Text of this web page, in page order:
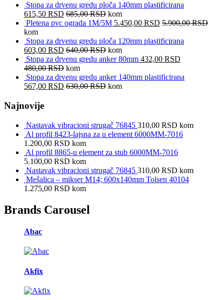
Stopa za drvenu gredu ploča 140mm plastificirana
615,50 RSD 685,00RSD kom
Pletena pvc ograda 1M/5M 5.450,00 RSD 5.900,00RSD
kom
Stopa za drvenu gredu ploča 120mm plastificirana
603,00 RSD 640,00RSD kom
Stopa za drvenu gredu anker 80mm 432,00 RSD
480,00RSD kom
Stopa za drvenu gredu anker 140mm plastificirana
567,00 RSD 630,00RSD kom
Najnovije
Nastavak vibracioni strugač 76845 310,00 RSD kom
Al profil 8423-lajsna za u element 6000MM-7016
1.200,00 RSD kom
Al profil 8865-u element za stub 6000MM-7016
5.100,00 RSD kom
Nastavak vibracioni strugač 76845 310,00 RSD kom
Mešalica – mikser M14; 600x140mm Tolsen 40104
1.275,00 RSD kom
Brands Carousel
Abac
Akfix